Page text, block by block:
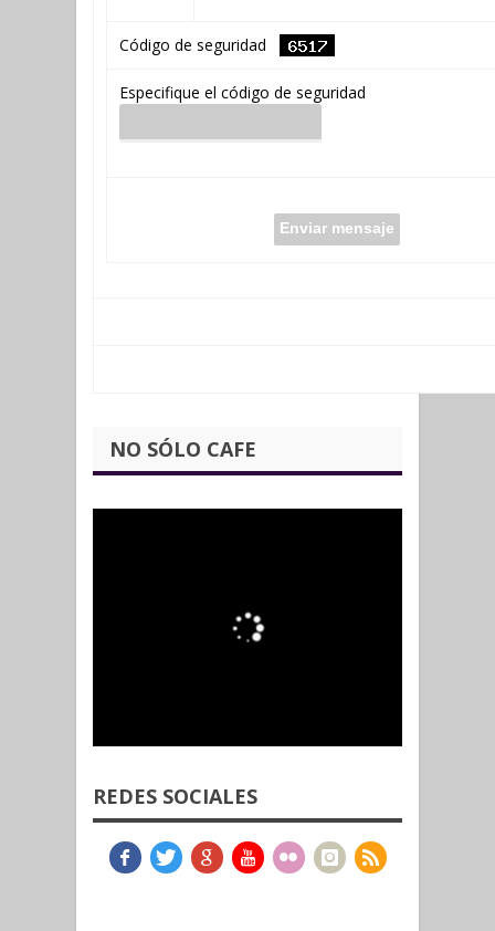
Código de seguridad
Especifique el código de seguridad
NO SÓLO CAFE
REDES SOCIALES